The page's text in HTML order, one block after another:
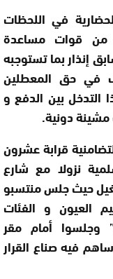
في اللحظات
من قوات مساعدة
إنذار بما تستوجبه
في حق المعطلين
التدخل بين الدفع و
دونية.
قرابة عشرون
نزولا مع شارع
حيث جلس منتسبو
العيون و الفئات
وجلسوا أمام مقر
فيه صناع القرار